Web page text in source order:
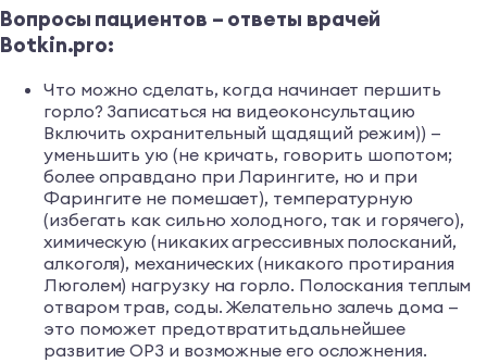
Вопросы пациентов – ответы врачей
Botkin.pro:
Что можно сделать, когда начинает першить
горло? Записаться на видеоконсультацию
Включить охранительный щадящий режим)) —
уменьшить ую (не кричать, говорить шопотом;
более оправдано при Ларингите, но и при
Фарингите не помешает), температурную
(избегать как сильно холодного, так и горячего),
химическую (никаких агрессивных полосканий,
алкоголя), механических (никакого протирания
Люголем) нагрузку на горло. Полоскания теплым
отваром трав, соды. Желательно залечь дома —
это поможет предотвратитьдальнейшее
развитие ОРЗ и возможные его осложнения.